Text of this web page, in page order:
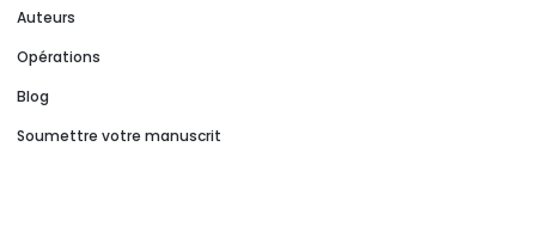
Auteurs
Opérations
Blog
Soumettre votre manuscrit